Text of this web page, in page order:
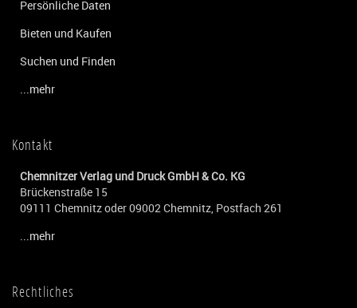
Persönliche Daten
Bieten und Kaufen
Suchen und Finden
...mehr
Kontakt
Chemnitzer Verlag und Druck GmbH & Co. KG
Brückenstraße 15
09111 Chemnitz oder 09002 Chemnitz, Postfach 261
...mehr
Rechtliches